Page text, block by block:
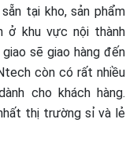
tại kho, sản phẩm
ở khu vực nội thành
sẽ giao hàng đến
còn có rất nhiều
cho khách hàng.
thị trường sỉ và lẻ